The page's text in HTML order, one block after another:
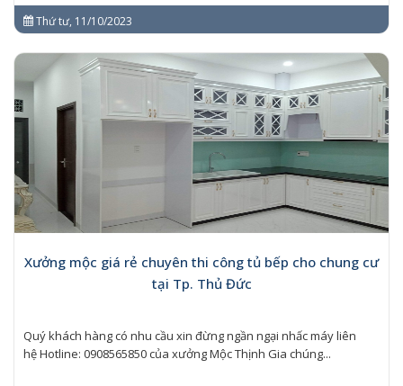
Thứ tư, 11/10/2023
Xưởng mộc giá rẻ chuyên thi công tủ bếp cho chung cư
tại Tp. Thủ Đức
Quý khách hàng có nhu cầu xin đừng ngần ngại nhấc máy liên
hệ Hotline: 0908565850 của xưởng Mộc Thịnh Gia chúng...